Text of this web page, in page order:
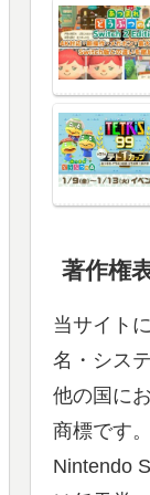
著作権
当サイト
名・シス
他の国に
商標です。
Nintendo